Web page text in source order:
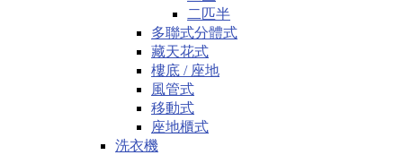
二匹半
多聯式分體式
藏天花式
樓底 / 座地
風管式
移動式
座地櫃式
洗衣機